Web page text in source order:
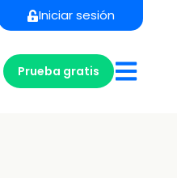
Iniciar sesión
Prueba gratis